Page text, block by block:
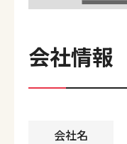
会社情報
会社名